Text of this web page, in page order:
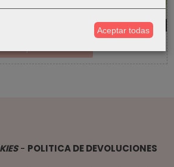
- POLITICA DE DEVOLUCIONES
Aceptar todas